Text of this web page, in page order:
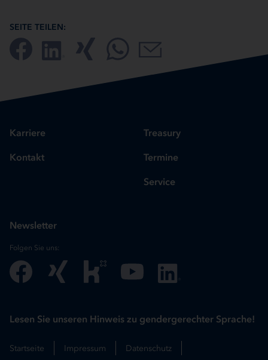
SEITE TEILEN:
Karriere
Kontakt
Treasury
Termine
Service
Newsletter
Folgen Sie uns:
Lesen Sie unseren Hinweis zu gendergerechter Sprache!
Startseite Impressum Datenschutz